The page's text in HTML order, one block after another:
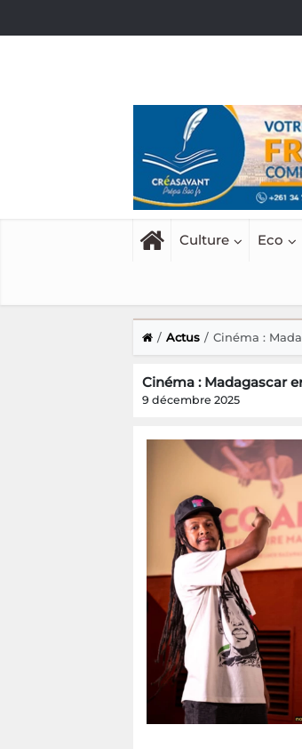
Culture Eco
Actus Cinéma :
Cinéma : Madagascar
9 décembre 2025